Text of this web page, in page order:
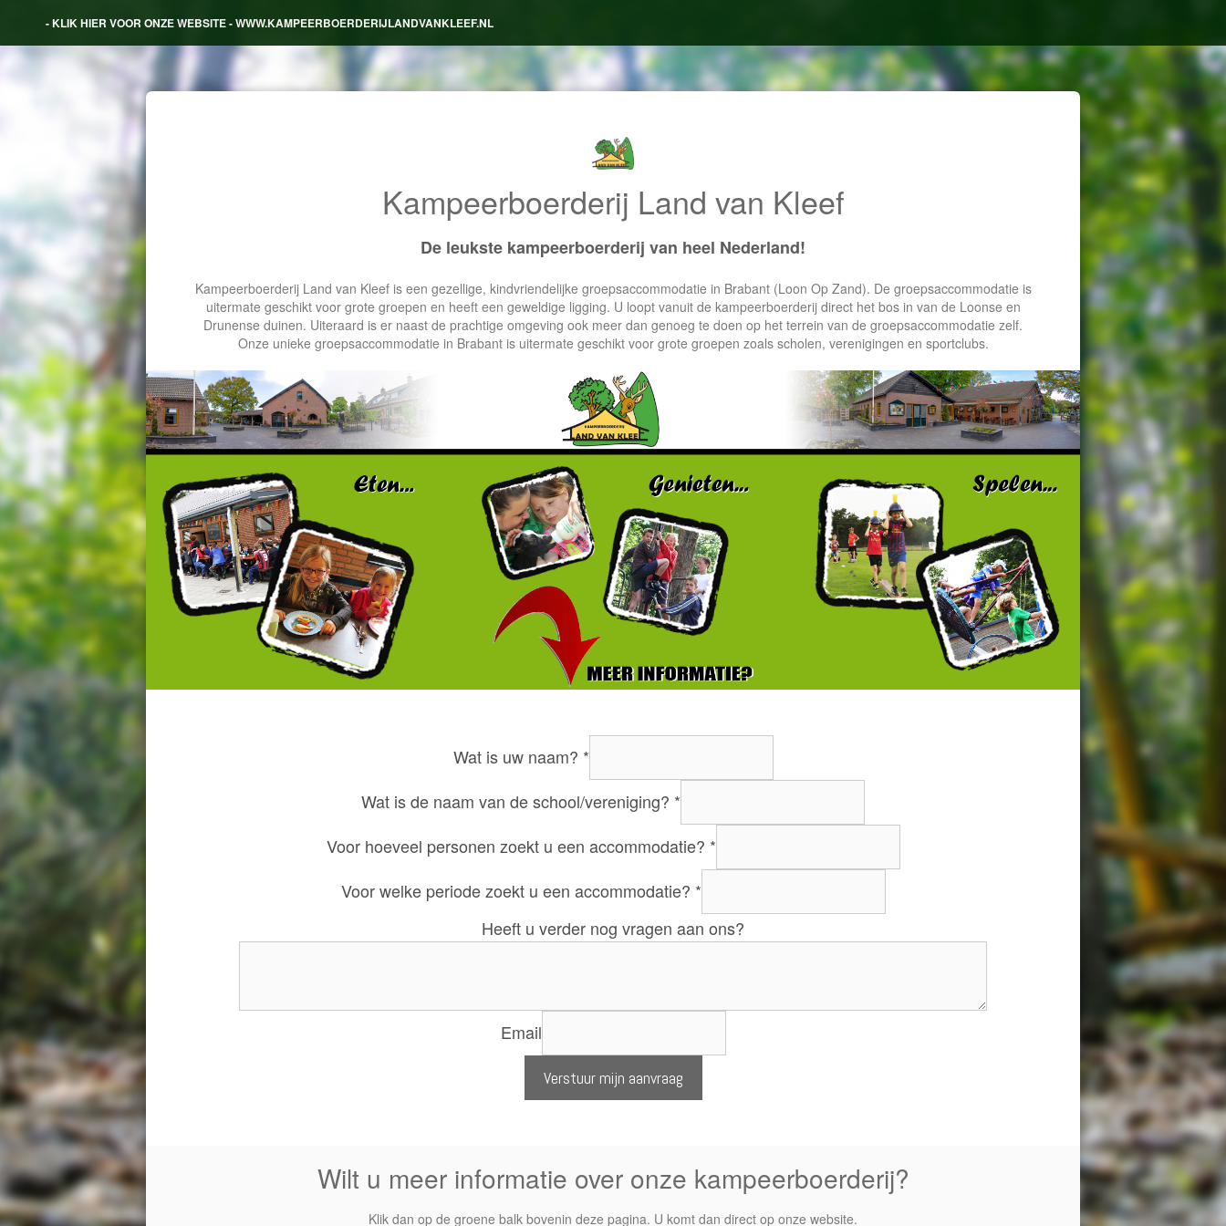
- KLIK HIER VOOR ONZE WEBSITE - WWW.KAMPEERBOERDERIJLANDVANKLEEF.NL
Kampeerboerderij Land van Kleef
De leukste kampeerboerderij van heel Nederland!
Kampeerboerderij Land van Kleef is een gezellige, kindvriendelijke groepsaccommodatie in Brabant (Loon Op Zand). De groepsaccommodatie is
uitermate geschikt voor grote groepen en heeft een geweldige ligging. U loopt vanuit de kampeerboerderij direct het bos in van de Loonse en
Drunense duinen. Uiteraard is er naast de prachtige omgeving ook meer dan genoeg te doen op het terrein van de groepsaccommodatie zelf.
Onze unieke groepsaccommodatie in Brabant is uitermate geschikt voor grote groepen zoals scholen, verenigingen en sportclubs.
Wat is uw naam? *
Wat is de naam van de school/vereniging? *
Voor hoeveel personen zoekt u een accommodatie? *
Voor welke periode zoekt u een accommodatie? *
Heeft u verder nog vragen aan ons?
Email
Verstuur mijn aanvraag
Wilt u meer informatie over onze kampeerboerderij?
Klik dan op de groene balk bovenin deze pagina. U komt dan direct op onze website.